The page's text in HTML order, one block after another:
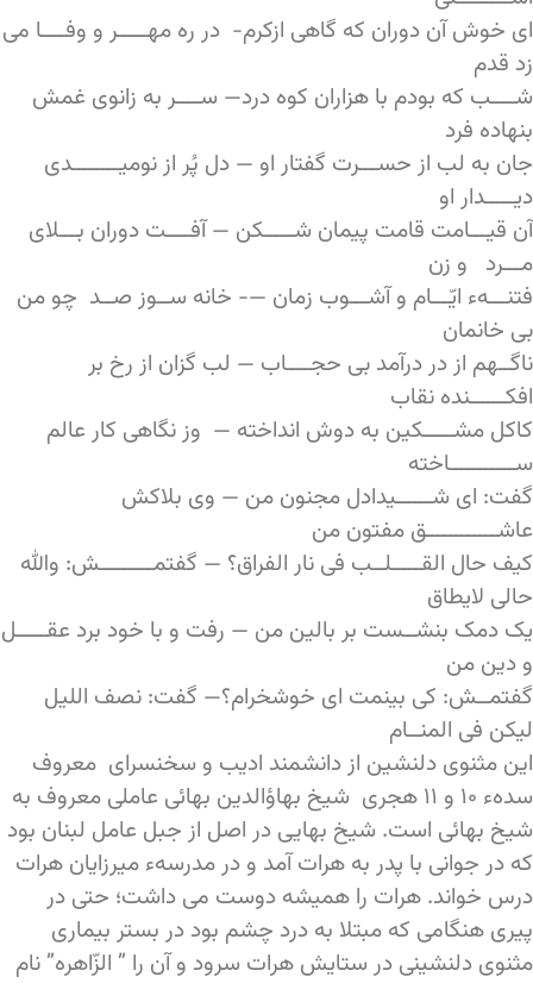
ای خوش آن دوران که گاهی ازکرم- در ره مهـــــر و وفــــا می
زد قدم
شــــب که بودم با هزاران کوه درد— ســــر به زانوی غمش
بنهاده فرد
جان به لب از حســـرت گفتار او — دل پُر از نومیــــــــدی
دیـــــدار او
آن قیـــامت قامت پیمان شـــــکن — آفــــت دوران بـــلای
مـــرد و زن
فتنـــهء ایّـــام و آشـــوب زمان —- خانه ســوز صــد چو من
بی خانمان
ناگــهم از در درآمد بی حجــــاب — لب گزان از رخ بر
افکــــــنده نقاب
کاکل مشـــــکین به دوش انداخته — وز نگاهی کار عالم
ســـــــــــاخته
گفت: ای شــــــیدادل مجنون من — وی بلاکش
عاشــــــــــــق مفتون من
کیف حال القـــــلــب فی نار الفراق؟ — گفتمـــــــــش: والله
حالی لایطاق
یک دمک بنشــست بر بالین من — رفت و با خود برد عقـــــل
و دین من
گفتمــش: کی بینمت ای خوشخرام؟— گفت: نصف اللیل
لیکن فی المنــام
این مثنوی دلنشین از دانشمند ادیب و سخنسرای معروف
سدهء ۱۰ و ۱۱ هجری شیخ بهاؤالدین بهائی عاملی معروف به
شیخ بهائی است. شیخ بهایی در اصل از جبل عامل لبنان بود
که در جوانی با پدر به هرات آمد و در مدرسهء میرزایان هرات
درس خواند. هرات را همیشه دوست می داشت؛ حتی در
پیری هنگامی که مبتلا به درد چشم بود در بستر بیماری
مثنوی دلنشینی در ستایش هرات سرود و آن را ” الزّاهره” نام